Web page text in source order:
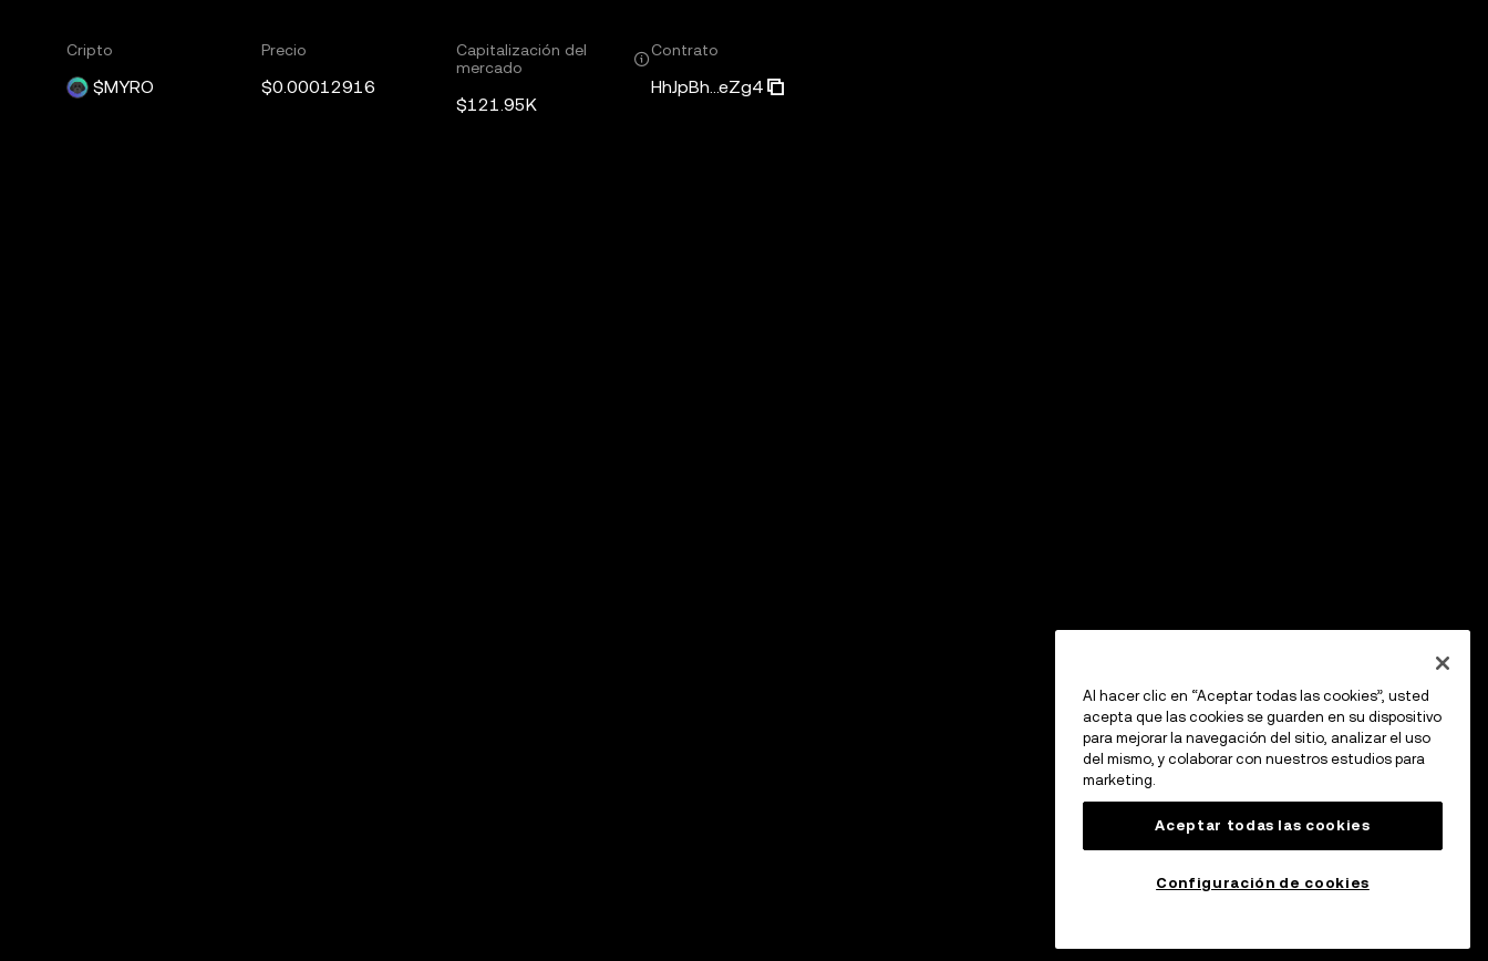
Cripto
$MYRO
Precio
$0.00012916
Capitalización del
mercado
$121.95K
Contrato
HhJpBh...eZg4
Al hacer clic en “Aceptar todas las cookies”, usted
acepta que las cookies se guarden en su dispositivo
para mejorar la navegación del sitio, analizar el uso
del mismo, y colaborar con nuestros estudios para
marketing.
Aceptar todas las cookies
Configuración de cookies